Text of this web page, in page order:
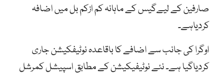
صارفین کے لیےگیس کے ماہانہ کم ازکم بل میں اضافہ
کردیاہے۔
اوگرا کی جانب سے اضافے کا باقاعدہ نوٹیفکیشن جاری
کردیاگیا ہے۔ نئے نوٹیفیکیشن کے مطابق اسپیشل کمرشل